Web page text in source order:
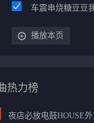
播放本页
热力榜